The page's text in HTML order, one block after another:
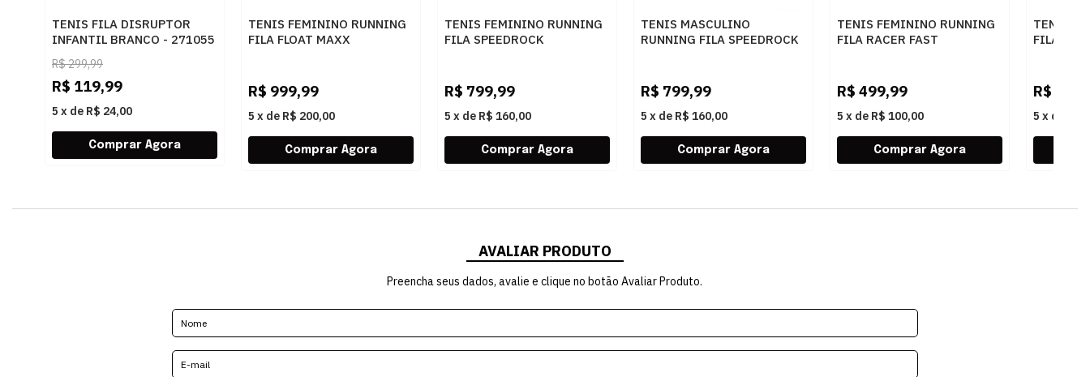
TENIS FILA DISRUPTOR
INFANTIL BRANCO - 271055
R$299,99
R$ 119,99
5 x de R$ 24,00
TENIS FEMININO RUNNING
FILA FLOAT MAXX
R$ 999,99
5 x de R$ 200,00
TENIS FEMININO RUNNING
FILA SPEEDROCK
R$ 799,99
5 x de R$ 160,00
TENIS MASCULINO
RUNNING FILA SPEEDROCK
R$ 799,99
5 x de R$ 160,00
TENIS FEMININO RUNNING
FILA RACER FAST
R$ 499,99
5 x de R$ 100,00
TENIS
FILA
R$
5 x de
AVALIAR PRODUTO
Preencha seus dados, avalie e clique no botão Avaliar Produto.